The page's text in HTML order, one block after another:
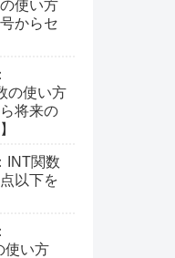
使い方
からセ
の使い方
将来の
INT関数
以下を
使い方